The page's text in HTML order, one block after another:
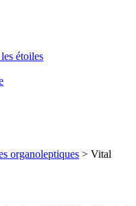
étoiles
organoleptiques > Vital